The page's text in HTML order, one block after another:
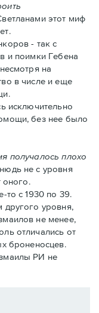
этот миф
- так с
и поимки Гебена
на
в числе и еще
исключительно
без нее было
получалось плохо
не с уровня
оного.
то с 1930 по 39.
другого уровня,
не менее,
отличались от
броненосцев.
РИ не